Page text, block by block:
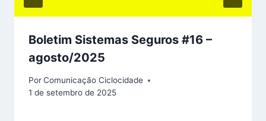
Boletim Sistemas Seguros #16 –
agosto/2025
PorComunicação Ciclocidade
1 de setembro de 2025